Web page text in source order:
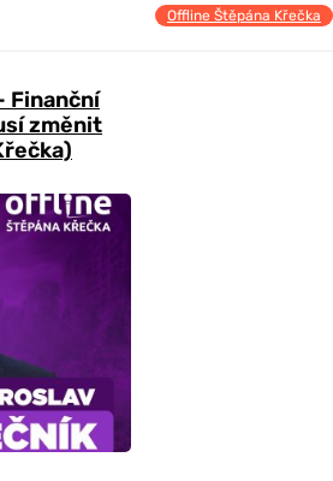
Offline Štěpána Křečka
Finanční
změnit